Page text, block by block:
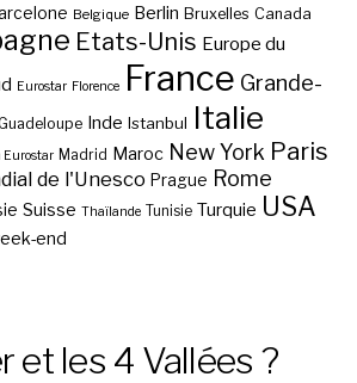
Belgique Berlin Bruxelles Canada
Etats-Unis Europe du
Eurostar Florence France Grande-
Guadeloupe Inde Istanbul Italie
Eurostar Madrid Maroc New York Paris
de l'Unesco Prague Rome
Suisse Thaïlande Tunisie Turquie USA
end
et les 4 Vallées ?